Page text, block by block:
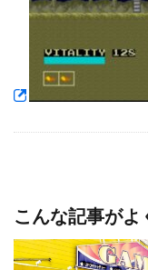
こんな記事が